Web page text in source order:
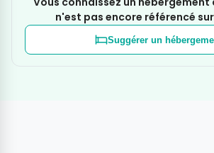
n'est pas encore référencé
Suggérer un